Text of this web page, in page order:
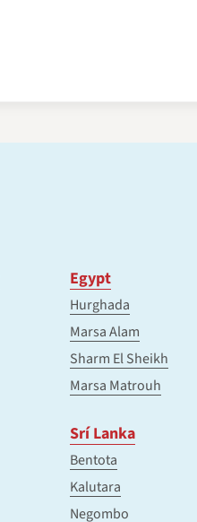
Egypt
Hurghada
Marsa Alam
Sharm El Sheikh
Marsa Matrouh
Srí Lanka
Bentota
Kalutara
Negombo